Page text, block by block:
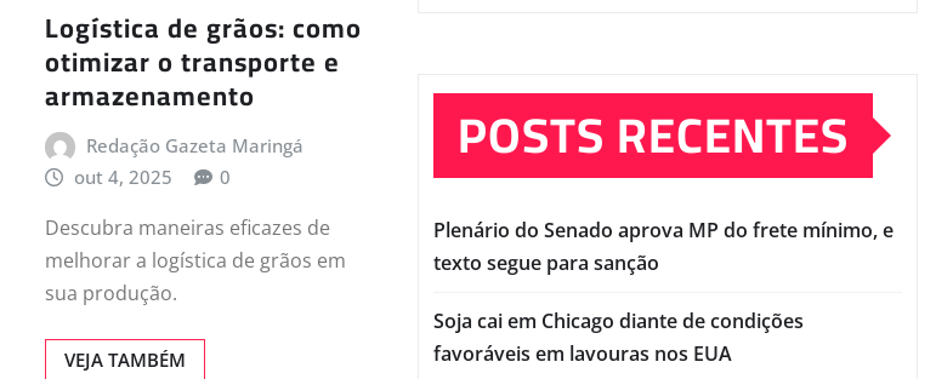
Logística de grãos: como
otimizar o transporte e
armazenamento
Redação Gazeta Maringá
out 4, 2025
0
Descubra maneiras eficazes de
melhorar a logística de grãos em
sua produção.
VEJA TAMBÉM
POSTS RECENTES
Plenário do Senado aprova MP do frete mínimo, e
texto segue para sanção
Soja cai em Chicago diante de condições
favoráveis em lavouras nos EUA